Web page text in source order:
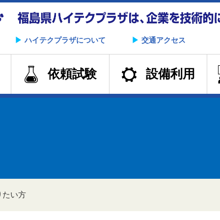
▶︎ ハイテクプラザについて ▶︎ 交通アクセス
依頼試験 設備利用
たい方